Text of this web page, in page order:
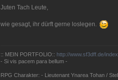
Juten Tach Leute,
wie gesagt, ihr dürft gerne loslegen.
:: MEIN PORTFOLIO:: http://www.sf3dff.de/
- Si vis pacem para bellum -
RPG Charakter: - Lieutenant Ynarea Tohan /